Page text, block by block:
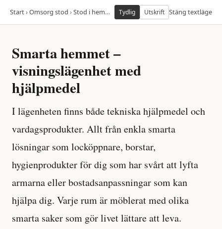
Start›Omsorg stod ›Stod i hemmet ›I var lagenhet visas smarta
Tydlig Utskrift Stäng textläge
Smarta hemmet –
visningslägenhet med
hjälpmedel
I lägenheten finns både tekniska hjälpmedel och
vardagsprodukter. Allt från enkla smarta
lösningar som locköppnare, borstar,
hygienprodukter för dig som har svårt att lyfta
armarna eller bostadsanpassningar som kan
hjälpa dig. Varje rum är möblerat med olika
smarta saker som gör livet lättare att leva.